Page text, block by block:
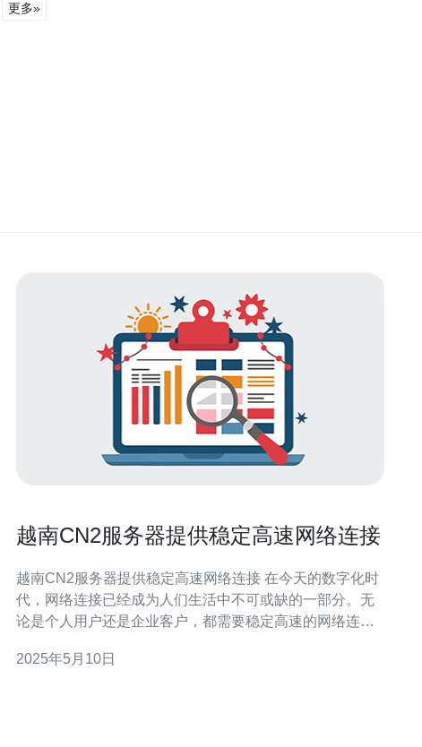
更多»
越南CN2服务器提供稳定高速网络连接
越南CN2服务器提供稳定高速网络连接 在今天的数字化时
代，网络连接已经成为人们生活中不可或缺的一部分。无
论是个人用户还是企业客户，都需要稳定高速的网络连接
络连接的选择，在市场上备受青睐。 越南CN2服务器是指
2025年5月10日